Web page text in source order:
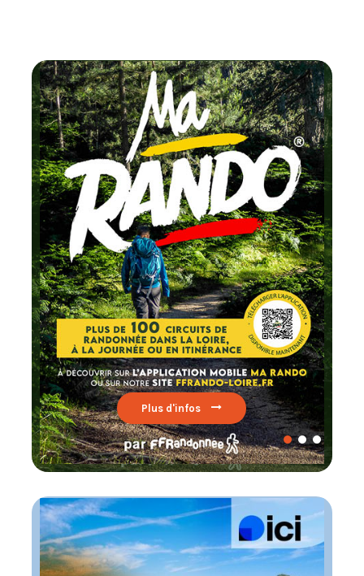
Chaque mois
testez un circuit labellisé
FFRandonnée
Lire par ici